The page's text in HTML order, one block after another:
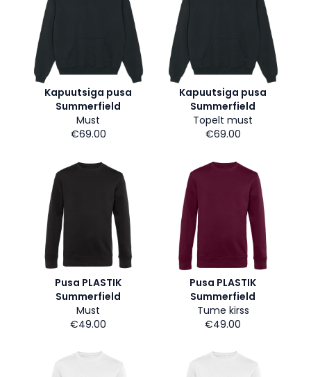
Kapuutsiga pusa
Summerfield
Must
€69.00
Kapuutsiga pusa
Summerfield
Topelt must
€69.00
Pusa PLASTIK
Summerfield
Must
€49.00
Pusa PLASTIK
Summerfield
Tume kirss
€49.00